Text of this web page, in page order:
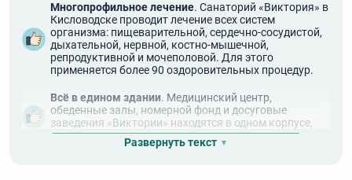
Многопрофильное лечение. Санаторий «Виктория» в
Кисловодске проводит лечение всех систем
организма: пищеварительной, сердечно-сосудистой,
дыхательной, нервной, костно-мышечной,
репродуктивной и мочеполовой. Для этого
применяется более 90 оздоровительных процедур.
Всё в едином здании. Медицинский центр,
обеденные залы, номерной фонд и досуговые
заведения «Виктории» находятся в одном корпусе,
что очень удобно для отдыхающих.
Развернуть текст